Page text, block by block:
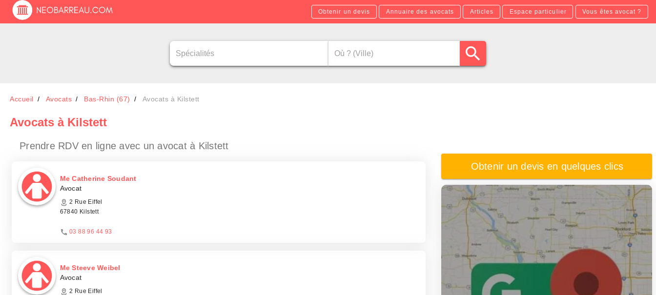
Obtenir un devis Annuaire des avocats Articles Espace particulier Vous êtes avocat ?
Accueil Avocats Bas-Rhin (67) Avocats à Kilstett
Avocats à Kilstett
Prendre RDV en ligne avec un avocat à Kilstett
Me Catherine Soudant
Avocat
2 Rue Eiffel
67840 Kilstett
03 88 96 44 93
Me Steeve Weibel
Avocat
2 Rue Eiffel
Obtenir un devis en quelques clics